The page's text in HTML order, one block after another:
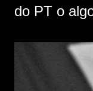
do PT o